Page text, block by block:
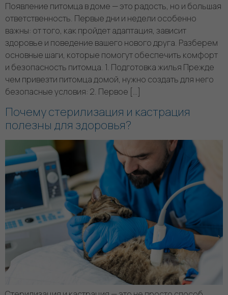
Появление питомца в доме — это радость, но и большая
ответственность. Первые дни и недели особенно
важны: от того, как пройдет адаптация, зависит
здоровье и поведение вашего нового друга. Разберем
основные шаги, которые помогут обеспечить комфорт
и безопасность питомца. 1. Подготовка жилья Прежде
чем привезти питомца домой, нужно создать для него
безопасные условия: 2. Первое […]
Почему стерилизация и кастрация
полезны для здоровья?